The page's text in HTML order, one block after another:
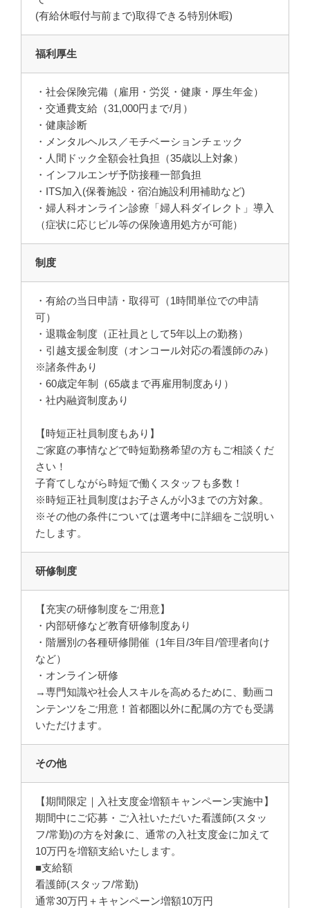
(有給休暇付与前まで)取得できる特別休暇)
福利厚生
・社会保険完備（雇用・労災・健康・厚生年金）
・交通費支給（31,000円まで/月）
・健康診断
・メンタルヘルス／モチベーションチェック
・人間ドック全額会社負担（35歳以上対象）
・インフルエンザ予防接種一部負担
・ITS加入(保養施設・宿泊施設利用補助など)
・婦人科オンライン診療「婦人科ダイレクト」導入
（症状に応じピル等の保険適用処方が可能）
制度
・有給の当日申請・取得可（1時間単位での申請
可）
・退職金制度（正社員として5年以上の勤務）
・引越支援金制度（オンコール対応の看護師のみ）
※諸条件あり
・60歳定年制（65歳まで再雇用制度あり）
・社内融資制度あり
【時短正社員制度もあり】
ご家庭の事情などで時短勤務希望の方もご相談くだ
さい！
子育てしながら時短で働くスタッフも多数！
※時短正社員制度はお子さんが小3までの方対象。
※その他の条件については選考中に詳細をご説明い
たします。
研修制度
【充実の研修制度をご用意】
・内部研修など教育研修制度あり
・階層別の各種研修開催（1年目/3年目/管理者向け
など）
・オンライン研修
→専門知識や社会人スキルを高めるために、動画コ
ンテンツをご用意！首都圏以外に配属の方でも受講
いただけます。
その他
【期間限定｜入社支度金増額キャンペーン実施中】
期間中にご応募・ご入社いただいた看護師(スタッ
フ/常勤)の方を対象に、通常の入社支度金に加えて
10万円を増額支給いたします。
■支給額
看護師(スタッフ/常勤)
通常30万円＋キャンペーン増額10万円